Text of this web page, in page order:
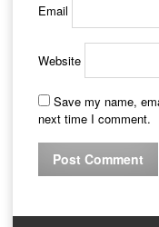
Email
Website
Save my name,
next time I comment.